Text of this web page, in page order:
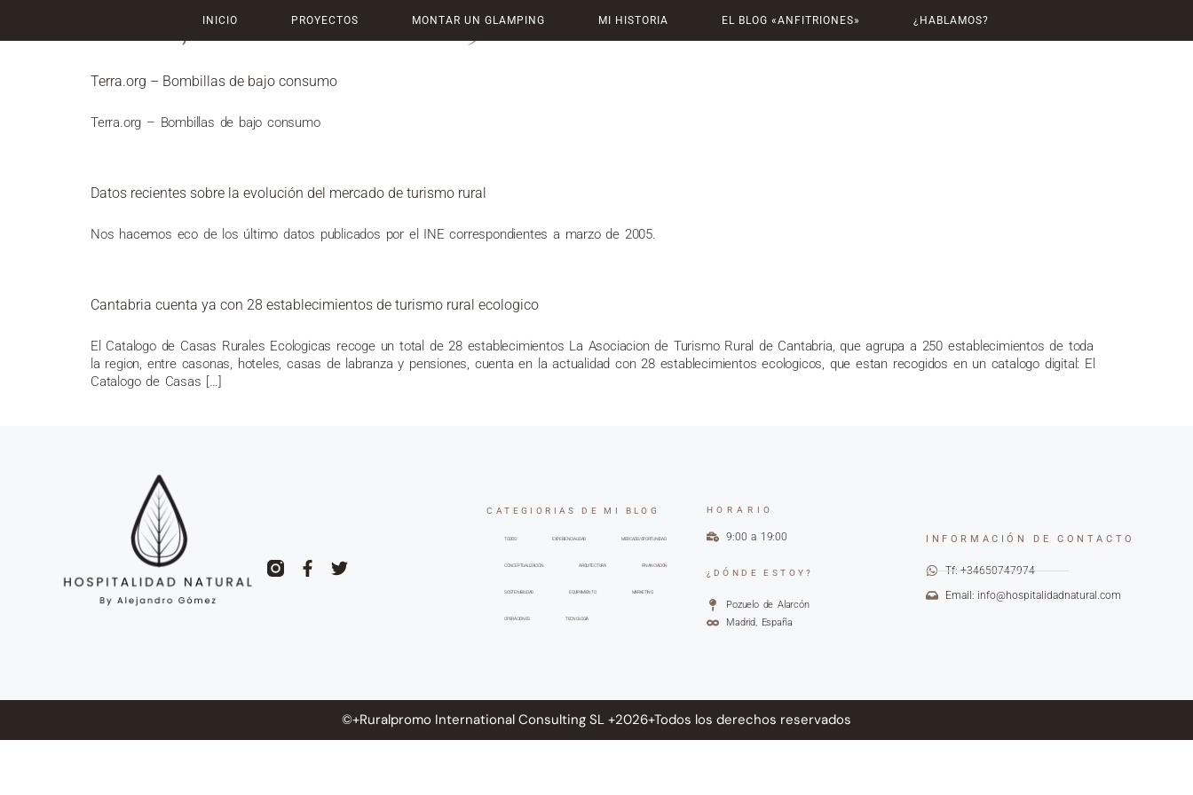
INICIO PROYECTOS MONTAR UN GLAMPING MI HISTORIA EL BLOG «ANFITRIONES» ¿HABLAMOS?
17 DE MAYO DE 2005
Terra.org – Bombillas de bajo consumo
Terra.org – Bombillas de bajo consumo
Datos recientes sobre la evolución del mercado de turismo rural
Nos hacemos eco de los último datos publicados por el INE correspondientes a marzo de 2005.
Cantabria cuenta ya con 28 establecimientos de turismo rural ecologico
El Catalogo de Casas Rurales Ecologicas recoge un total de 28 establecimientos La Asociacion de Turismo Rural de Cantabria, que agrupa a 250 establecimientos de toda
la region, entre casonas, hoteles, casas de labranza y pensiones, cuenta en la actualidad con 28 establecimientos ecologicos, que estan recogidos en un catalogo digital: El
Catalogo de Casas […]
CATEGIORIAS DE MI BLOG
TODOS EXPERIENCIALIDAD MERCADO/OPORTUNIDAD
CONCEPTUALIZACIÓN ARQUITECTURA FINANCIACIÓN
SOSTENIBILIDAD EQUIPAMIENTO MARKETING
OPERACIONES TECNOLOGÍA
HORARIO
9:00 a 19:00
¿DÓNDE ESTOY?
Pozuelo de Alarcón
Madrid, España
INFORMACIÓN DE CONTACTO
Tf: +34650747974
Email: info@hospitalidadnatural.com
©+Ruralpromo International Consulting SL +2026+Todos los derechos reservados